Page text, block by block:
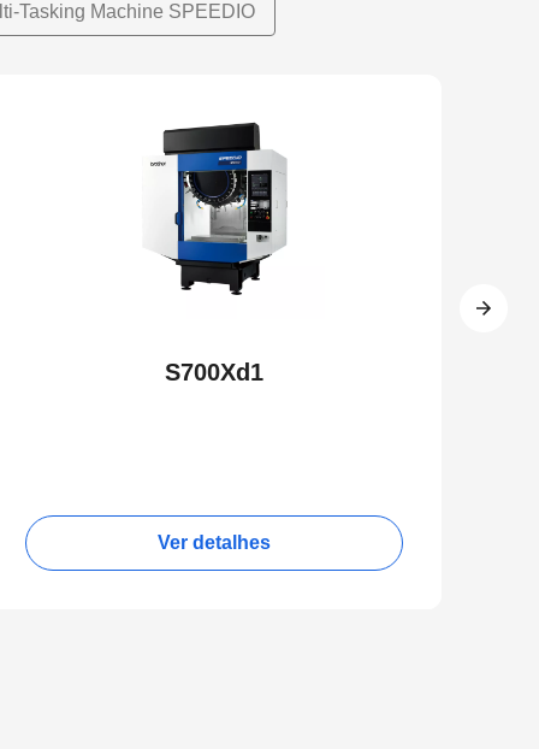
Tasking Machine SPEEDIO
S700Xd1
Ver detalhes